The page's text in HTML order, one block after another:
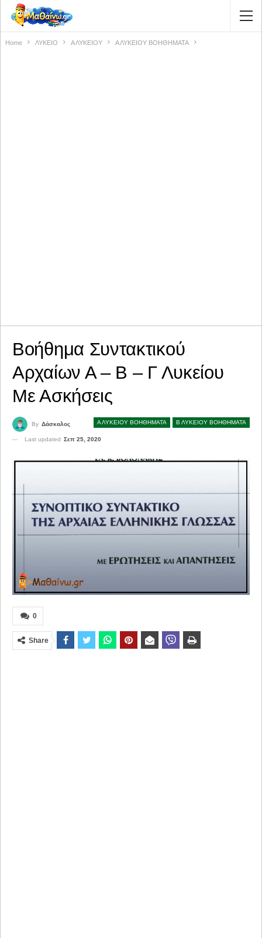
Home ΛΥΚΕΙΟ Α ΛΥΚΕΙΟΥ Α ΛΥΚΕΙΟΥ ΒΟΗΘΗΜΑΤΑ
Βοήθημα Συντακτικού
Αρχαίων Α – Β – Γ Λυκείου
Με Ασκήσεις
Α ΛΥΚΕΙΟΥ ΒΟΗΘΗΜΑΤΑ Β ΛΥΚΕΙΟΥ ΒΟΗΘΗΜΑΤΑ
By Δάσκαλος
Last updated Σεπ 25, 2020
0
Share